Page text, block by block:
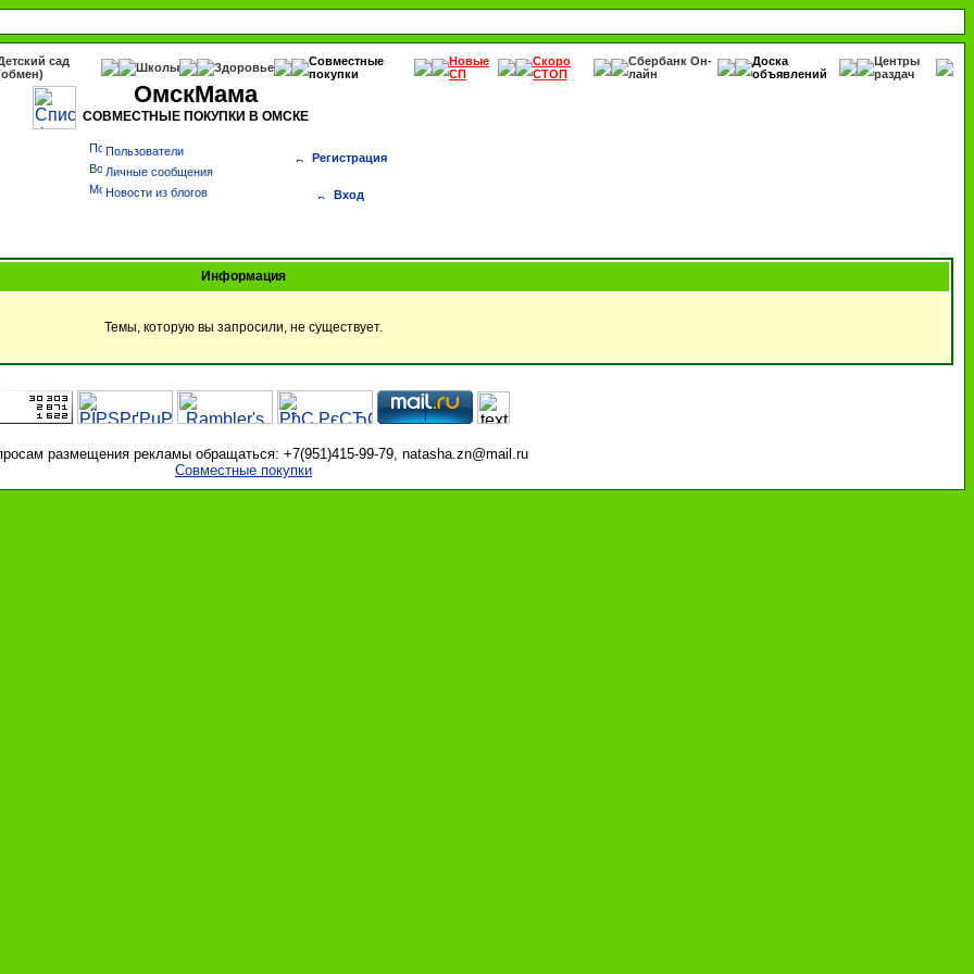
сад
Школы Здоровье
Совместные
покупки
Новые
СП
Скоро
СТОП
Сбербанк Он-
лайн
Доска
объявлений
Центры
раздач
ОмскМама
СОВМЕСТНЫЕ ПОКУПКИ В ОМСКЕ
Пользователи
Личные сообщения
Новости из блогов
Регистрация
Вход
Информация
Темы, которую вы запросили, не существует.
размещения рекламы обращаться: +7(951)415-99-79, natasha.zn@mail.ru
Совместные покупки